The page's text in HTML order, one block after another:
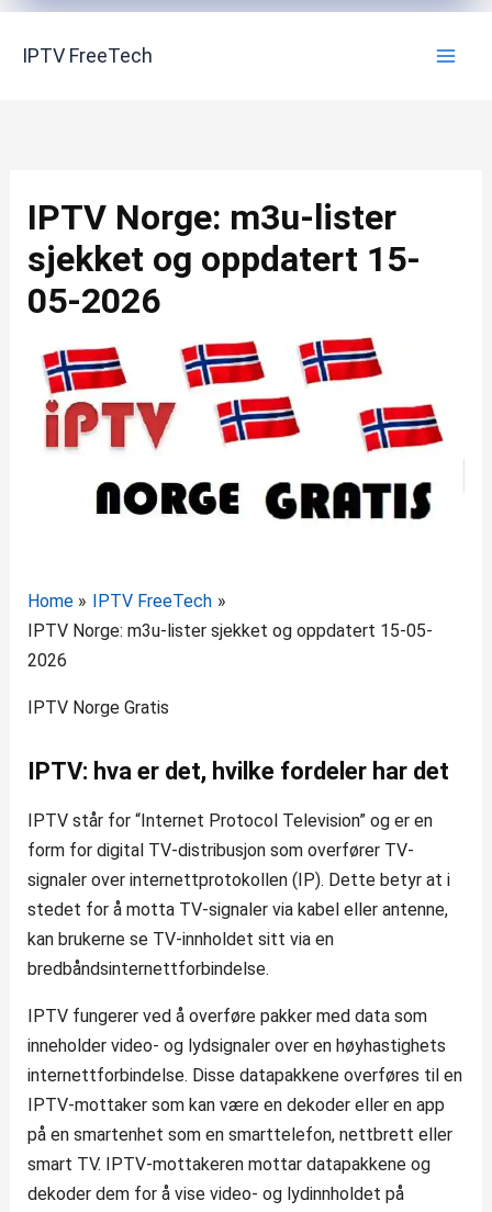
IPTV FreeTech
IPTV Norge: m3u-lister
sjekket og oppdatert 15-
05-2026
Home
IPTV FreeTech
IPTV Norge: m3u-lister sjekket og oppdatert 15-05-
2026
IPTV Norge Gratis
IPTV: hva er det, hvilke fordeler har det
IPTV står for “Internet Protocol Television” og er en
form for digital TV-distribusjon som overfører TV-
signaler over internettprotokollen (IP). Dette betyr at i
stedet for å motta TV-signaler via kabel eller antenne,
kan brukerne se TV-innholdet sitt via en
bredbåndsinternettforbindelse.
IPTV fungerer ved å overføre pakker med data som
inneholder video- og lydsignaler over en høyhastighets
internettforbindelse. Disse datapakkene overføres til en
IPTV-mottaker som kan være en dekoder eller en app
på en smartenhet som en smarttelefon, nettbrett eller
smart TV. IPTV-mottakeren mottar datapakkene og
dekoder dem for å vise video- og lydinnholdet på